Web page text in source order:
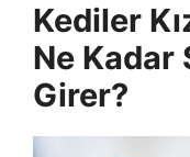
Kediler
Ne Kadar
Girer?